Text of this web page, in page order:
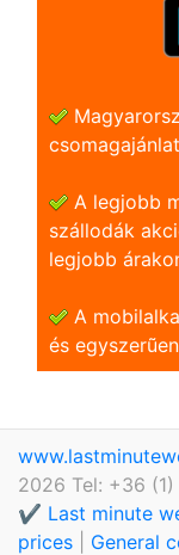
A legjobb
szállodák
legjobb
A
és
2026 Tel: +36
✔️ Last minute
prices
General